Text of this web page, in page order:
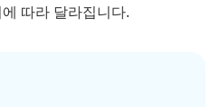
따라 달라집니다.